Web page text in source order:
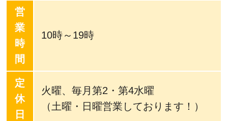
営
業
時
間
10時～19時
定
休
日
火曜、毎月第2・第4水曜
（土曜・日曜営業しております！）